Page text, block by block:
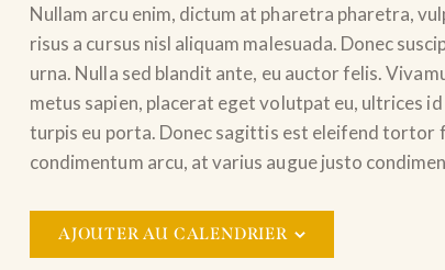
Nullam arcu enim, dictum at pharetra pharetra,
risus a cursus nisl aliquam malesuada. Donec
urna. Nulla sed blandit ante, eu auctor felis.
metus sapien, placerat eget volutpat eu, ultrices
turpis eu porta. Donec sagittis est eleifend tortor
condimentum arcu, at varius augue justo
AJOUTER AU CALENDRIER